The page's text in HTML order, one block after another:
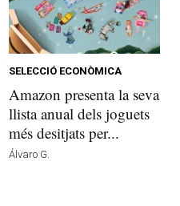
SELECCIÓ ECONÒMICA
Amazon presenta la seva
llista anual dels joguets
més desitjats per...
Álvaro G.